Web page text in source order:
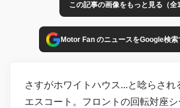
この記事の画像をもっと見る（全
Motor Fan のニュースをGoogle検索
さすがホワイトハウス...と唸らされ
エスコート。フロントの回転対座